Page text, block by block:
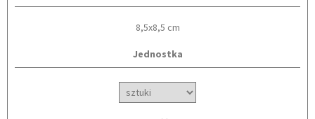
8,5x8,5 cm
Jednostka